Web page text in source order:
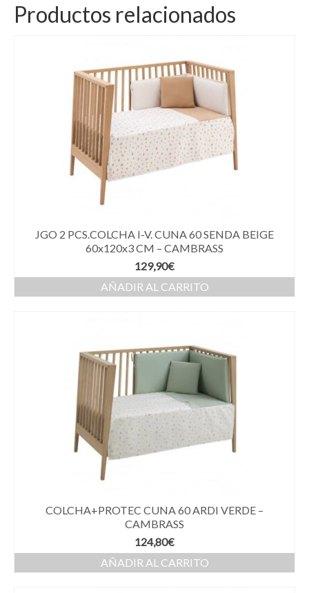
Productos relacionados
JGO 2 PCS.COLCHA I-V. CUNA 60 SENDA BEIGE
60x120x3 CM – CAMBRASS
129,90€
AÑADIR AL CARRITO
COLCHA+PROTEC CUNA 60 ARDI VERDE –
CAMBRASS
124,80€
AÑADIR AL CARRITO